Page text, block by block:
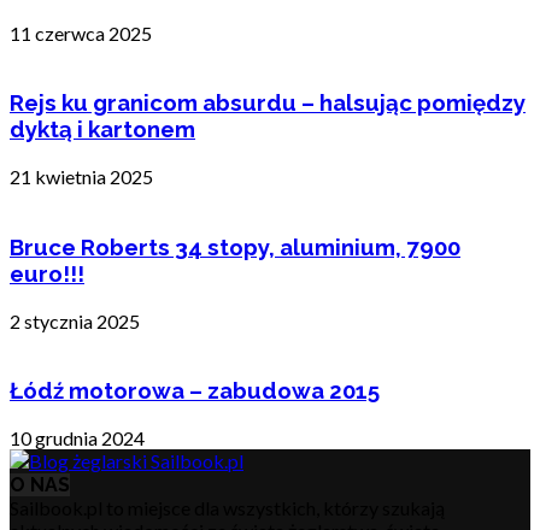
11 czerwca 2025
Rejs ku granicom absurdu – halsując pomiędzy
dyktą i kartonem
21 kwietnia 2025
Bruce Roberts 34 stopy, aluminium, 7900
euro!!!
2 stycznia 2025
Łódź motorowa – zabudowa 2015
10 grudnia 2024
O NAS